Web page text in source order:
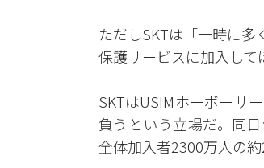
ただしSKTは「一時に
保護サービスに加入して
SKTはUSIMホーボーサ
負うという立場だ。同
全体加入者2300万人の約